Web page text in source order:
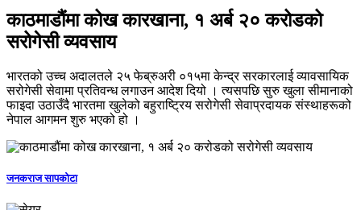
काठमाडौंमा कोख कारखाना, १ अर्ब २० करोडको
सरोगेसी व्यवसाय
भारतको उच्च अदालतले २५ फेब्रुअरी ०१५मा केन्द्र सरकारलाई व्यावसायिक
सरोगेसी सेवामा प्रतिवन्ध लगाउन आदेश दियो । त्यसपछि सुरु खुला सीमानाको
फाइदा उठाउँदै भारतमा खुलेको बहुराष्ट्रिय सरोगेसी सेवाप्रदायक संस्थाहरूको
नेपाल आगमन शुरु भएको हो ।
जनकराज सापकोटा